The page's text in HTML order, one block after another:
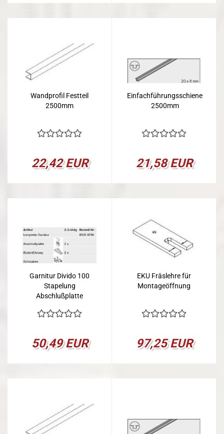
Wandprofil Festteil
2500mm
22,42 EUR
Einfachführungsschiene
2500mm
21,58 EUR
Garnitur Divido 100
Stapelung
Abschlußplatte
50,49 EUR
EKU Fräslehre für
Montageöffnung
97,25 EUR